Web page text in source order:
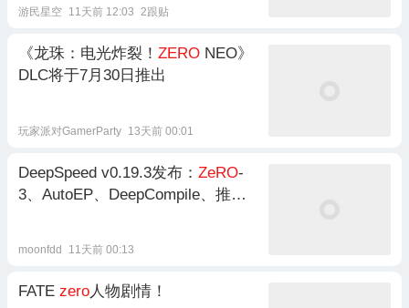
游民星空 11天前 12:03 2跟贴
《龙珠：电光炸裂！ ZERO NEO》
DLC将于7月30日推出
玩家派对GamerParty 13天前 00:01
DeepSpeed v0.19.3发布： ZeRO-
3、AutoEP、DeepCompile、推理
moonfdd 11天前 00:13
FATE zero人物剧情！